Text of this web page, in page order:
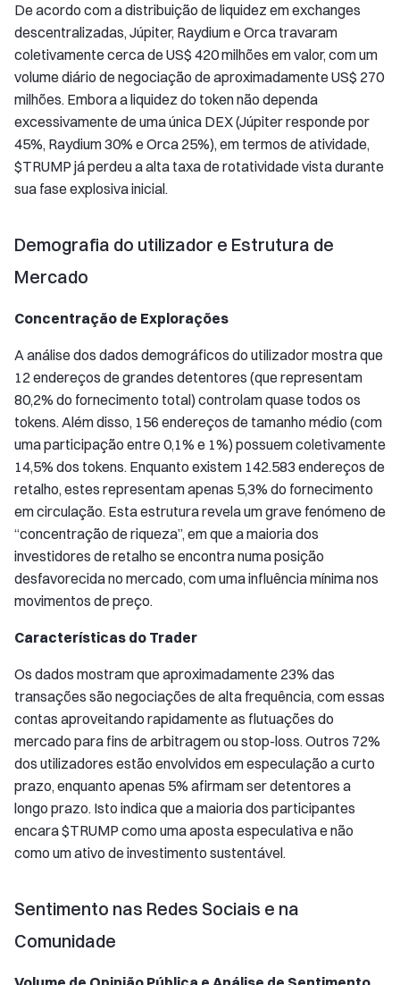
De acordo com a distribuição de liquidez em exchanges
descentralizadas, Júpiter, Raydium e Orca travaram
coletivamente cerca de US$ 420 milhões em valor, com um
volume diário de negociação de aproximadamente US$ 270
milhões. Embora a liquidez do token não dependa
excessivamente de uma única DEX (Júpiter responde por
45%, Raydium 30% e Orca 25%), em termos de atividade,
$TRUMP já perdeu a alta taxa de rotatividade vista durante
sua fase explosiva inicial.
Demografia do utilizador e Estrutura de
Mercado
Concentração de Explorações
A análise dos dados demográficos do utilizador mostra que
12 endereços de grandes detentores (que representam
80,2% do fornecimento total) controlam quase todos os
tokens. Além disso, 156 endereços de tamanho médio (com
uma participação entre 0,1% e 1%) possuem coletivamente
14,5% dos tokens. Enquanto existem 142.583 endereços de
retalho, estes representam apenas 5,3% do fornecimento
em circulação. Esta estrutura revela um grave fenómeno de
“concentração de riqueza”, em que a maioria dos
investidores de retalho se encontra numa posição
desfavorecida no mercado, com uma influência mínima nos
movimentos de preço.
Características do Trader
Os dados mostram que aproximadamente 23% das
transações são negociações de alta frequência, com essas
contas aproveitando rapidamente as flutuações do
mercado para fins de arbitragem ou stop-loss. Outros 72%
dos utilizadores estão envolvidos em especulação a curto
prazo, enquanto apenas 5% afirmam ser detentores a
longo prazo. Isto indica que a maioria dos participantes
encara $TRUMP como uma aposta especulativa e não
como um ativo de investimento sustentável.
Sentimento nas Redes Sociais e na
Comunidade